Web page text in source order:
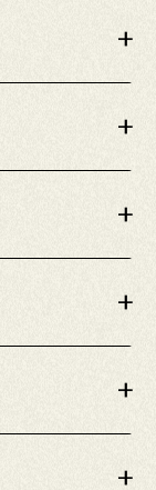
+
+
+
+
+
+